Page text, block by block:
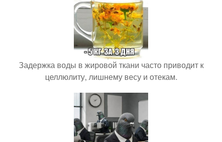
Задержка воды в жировой ткани часто приводит к
целлюлиту, лишнему весу и отекам.